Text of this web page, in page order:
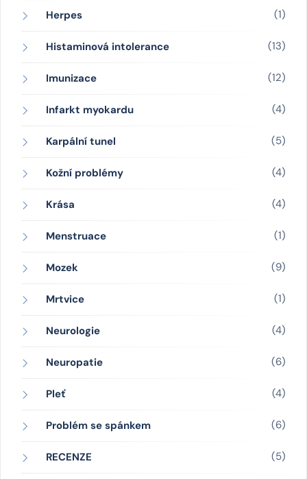
Herpes (1)
Histaminová intolerance (13)
Imunizace (12)
Infarkt myokardu (4)
Karpální tunel (5)
Kožní problémy (4)
Krása (4)
Menstruace (1)
Mozek (9)
Mrtvice (1)
Neurologie (4)
Neuropatie (6)
Pleť (4)
Problém se spánkem (6)
RECENZE (5)